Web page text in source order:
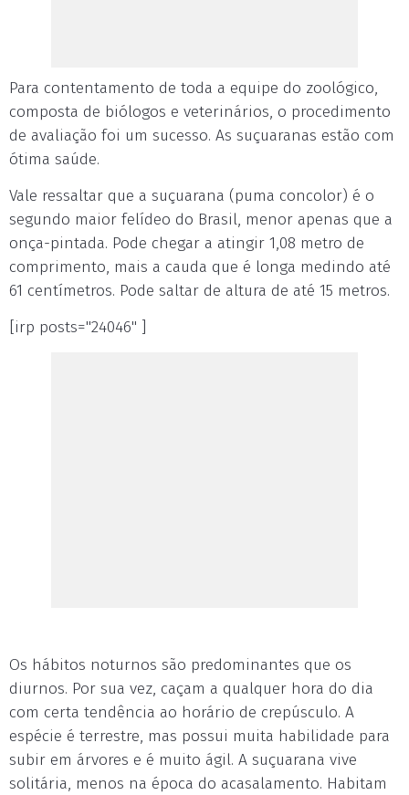
Para contentamento de toda a equipe do zoológico,
composta de biólogos e veterinários, o procedimento
de avaliação foi um sucesso. As suçuaranas estão com
ótima saúde.
Vale ressaltar que a suçuarana (puma concolor) é o
segundo maior felídeo do Brasil, menor apenas que a
onça-pintada. Pode chegar a atingir 1,08 metro de
comprimento, mais a cauda que é longa medindo até
61 centímetros. Pode saltar de altura de até 15 metros.
[irp posts="24046" ]
Os hábitos noturnos são predominantes que os
diurnos. Por sua vez, caçam a qualquer hora do dia
com certa tendência ao horário de crepúsculo. A
espécie é terrestre, mas possui muita habilidade para
subir em árvores e é muito ágil. A suçuarana vive
solitária, menos na época do acasalamento. Habitam